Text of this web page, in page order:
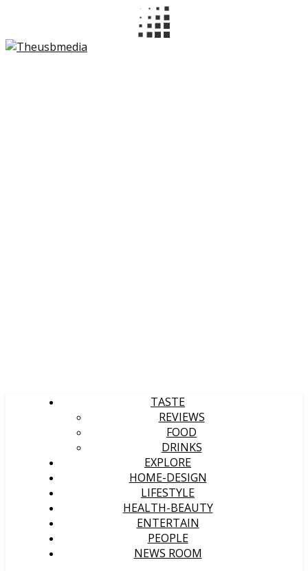
TASTE
REVIEWS
FOOD
DRINKS
EXPLORE
HOME-DESIGN
LIFESTYLE
HEALTH-BEAUTY
ENTERTAIN
PEOPLE
NEWS ROOM